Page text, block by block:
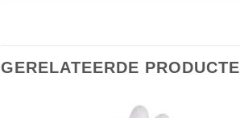
GERELATEERDE